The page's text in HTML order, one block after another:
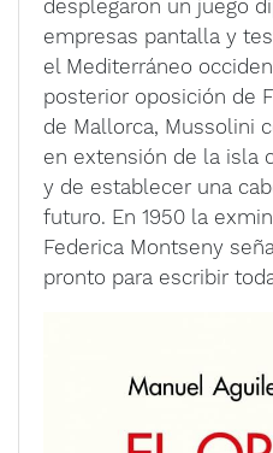
desplegaron un juego
empresas pantalla y
el Mediterráneo
posterior oposición de
de Mallorca, Mussolini
en extensión de la isla
y de establecer una
futuro. En 1950 la
Federica Montseny
pronto para escribir